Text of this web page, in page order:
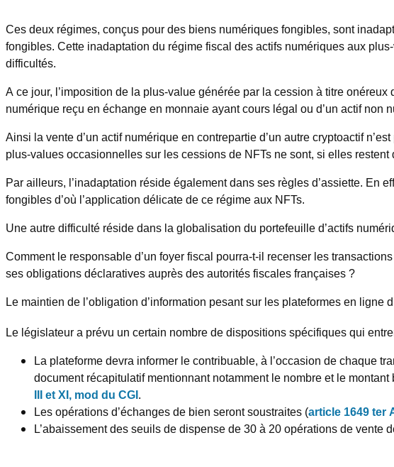
Ces deux régimes, conçus pour des biens numériques fongibles, sont
fongibles. Cette inadaptation du régime fiscal des actifs numériques aux
difficultés.
A ce jour, l’imposition de la plus-value générée par la cession à titre
numérique reçu en échange en monnaie ayant cours légal ou d’un actif non
Ainsi la vente d’un actif numérique en contrepartie d’un autre cryptoactif
plus-values occasionnelles sur les cessions de NFTs ne sont, si elles
Par ailleurs, l’inadaptation réside également dans ses règles d’assiette. En
fongibles d’où l’application délicate de ce régime aux NFTs.
Une autre difficulté réside dans la globalisation du portefeuille d’actifs
Comment le responsable d’un foyer fiscal pourra-t-il recenser les
ses obligations déclaratives auprès des autorités fiscales françaises ?
Le maintien de l’obligation d’information pesant sur les plateformes en
Le législateur a prévu un certain nombre de dispositions spécifiques qui
La plateforme devra informer le contribuable, à l’occasion de chaque
document récapitulatif mentionnant notamment le nombre et le montant
III et XI, mod du CGI.
Les opérations d’échanges de bien seront soustraites (article 1649 ter
L’abaissement des seuils de dispense de 30 à 20 opérations de vente